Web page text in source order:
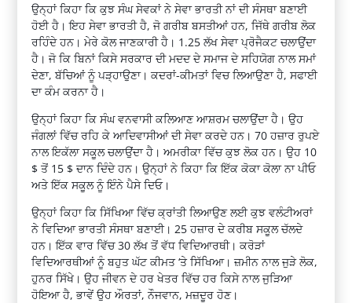
ਉਨ੍ਹਾਂ ਕਿਹਾ ਕਿ ਕੁਝ ਸੰਘ ਸੇਵਕਾਂ ਨੇ ਸੇਵਾ ਭਾਰਤੀ ਨਾਂ ਦੀ ਸੰਸਥਾ ਬਣਾਈ
ਹੋਈ ਹੈ। ਇਹ ਸੇਵਾ ਭਾਰਤੀ ਹੈ, ਜੋ ਗਰੀਬ ਬਸਤੀਆਂ ਹਨ, ਜਿੱਥੇ ਗਰੀਬ ਲੋਕ
ਰਹਿੰਦੇ ਹਨ। ਮੇਰੇ ਕੋਲ ਜਾਣਕਾਰੀ ਹੈ। 1.25 ਲੱਖ ਸੇਵਾ ਪ੍ਰੋਜੈਕਟ ਚਲਾਉਂਦਾ
ਹੈ। ਜੋ ਕਿ ਬਿਨਾਂ ਕਿਸੇ ਸਰਕਾਰ ਦੀ ਮਦਦ ਦੇ ਸਮਾਜ ਦੇ ਸਹਿਯੋਗ ਨਾਲ ਸਮਾਂ
ਦੇਣਾ, ਬੱਚਿਆਂ ਨੂੰ ਪੜ੍ਹਾਉਣਾ। ਕਦਰਾਂ-ਕੀਮਤਾਂ ਵਿਚ ਲਿਆਉਣਾ ਹੈ, ਸਫਾਈ
ਦਾ ਕੰਮ ਕਰਨਾ ਹੈ।
ਉਨ੍ਹਾਂ ਕਿਹਾ ਕਿ ਸੰਘ ਵਨਵਾਸੀ ਕਲਿਆਣ ਆਸ਼ਰਮ ਚਲਾਉਂਦਾ ਹੈ। ਉਹ
ਜੰਗਲਾਂ ਵਿੱਚ ਰਹਿ ਕੇ ਆਦਿਵਾਸੀਆਂ ਦੀ ਸੇਵਾ ਕਰਦੇ ਹਨ। 70 ਹਜ਼ਾਰ ਰੁਪਏ
ਨਾਲ ਇਕੱਲਾ ਸਕੂਲ ਚਲਾਉਂਦਾ ਹੈ। ਅਮਰੀਕਾ ਵਿੱਚ ਕੁਝ ਲੋਕ ਹਨ। ਉਹ 10
$ ਤੋਂ 15 $ ਦਾਨ ਦਿੰਦੇ ਹਨ। ਉਨ੍ਹਾਂ ਨੇ ਕਿਹਾ ਕਿ ਇੱਕ ਕੋਕਾ ਕੋਲਾ ਨਾ ਪੀਓ
ਅਤੇ ਇੱਕ ਸਕੂਲ ਨੂੰ ਇੰਨੇ ਪੈਸੇ ਦਿਓ।
ਉਨ੍ਹਾਂ ਕਿਹਾ ਕਿ ਸਿੱਖਿਆ ਵਿੱਚ ਕ੍ਰਾਂਤੀ ਲਿਆਉਣ ਲਈ ਕੁਝ ਵਲੰਟੀਅਰਾਂ
ਨੇ ਵਿਦਿਆ ਭਾਰਤੀ ਸੰਸਥਾ ਬਣਾਈ। 25 ਹਜ਼ਾਰ ਦੇ ਕਰੀਬ ਸਕੂਲ ਚੱਲਦੇ
ਹਨ। ਇੱਕ ਵਾਰ ਵਿੱਚ 30 ਲੱਖ ਤੋਂ ਵੱਧ ਵਿਦਿਆਰਥੀ। ਕਰੋੜਾਂ
ਵਿਦਿਆਰਥੀਆਂ ਨੂੰ ਬਹੁਤ ਘੱਟ ਕੀਮਤ ‘ਤੇ ਸਿੱਖਿਆ। ਜ਼ਮੀਨ ਨਾਲ ਜੁੜੇ ਲੋਕ,
ਹੁਨਰ ਸਿੱਖੇ। ਉਹ ਜੀਵਨ ਦੇ ਹਰ ਖੇਤਰ ਵਿੱਚ ਹਰ ਕਿਸੇ ਨਾਲ ਜੁੜਿਆ
ਹੋਇਆ ਹੈ, ਭਾਵੇਂ ਉਹ ਔਰਤਾਂ, ਨੌਜਵਾਨ, ਮਜ਼ਦੂਰ ਹੋਣ।